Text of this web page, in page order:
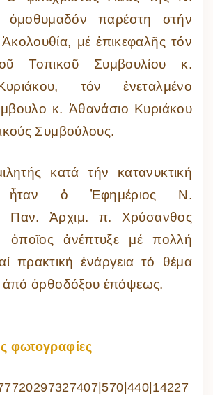
ὁμοθυμαδόν παρέστη στήν
Ἀκολουθία, μέ ἐπικεφαλῆς τόν
Τοπικοῦ Συμβουλίου κ.
τόν ἐνεταλμένο
κ. Ἀθανάσιο Κυριάκου
Συμβούλους.
κατά τήν κατανυκτική
ἦταν ὁ Ἐφημέριος Ν.
Παν. Ἀρχιμ. π. Χρύσανθος
ὁποῖος ἀνέπτυξε μέ πολλή
πρακτική ἐνάργεια τό θέμα
ἀπό ὀρθοδόξου ἐπόψεως.
φωτογραφίες